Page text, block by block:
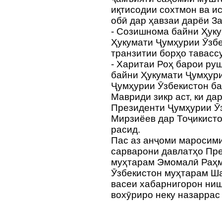
иқтисодии сохтмон ва
обӣ дар ҳавзаи дарёи
- Созишнома байни
Ҳукумати Ҷумҳурии
транзитии борҳо
- Харитаи Роҳ барои
байни Ҳукумати
Ҷумҳурии Ӯзбекистон
Мавриди зикр аст, ки
Президенти Ҷумҳурии
Мирзиёев дар
расид.
Пас аз анҷоми
сарварони давлатҳо
муҳтарам Эмомалӣ
Ӯзбекистон муҳтарам
васеи хабарнигорон
вохӯриро неку